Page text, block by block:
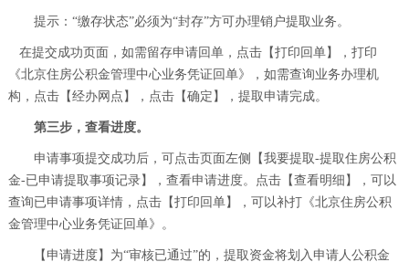
提示：“缴存状态”必须为“封存”方可办理销户提取业务。
在提交成功页面，如需留存申请回单，点击【打印回单】，打印
《北京住房公积金管理中心业务凭证回单》，如需查询业务办理机
构，点击【经办网点】，点击【确定】，提取申请完成。
第三步，查看进度。
申请事项提交成功后，可点击页面左侧【我要提取-提取住房公积
金-已申请提取事项记录】，查看申请进度。点击【查看明细】，可以
查询已申请事项详情，点击【打印回单】，可以补打《北京住房公积
金管理中心业务凭证回单》。
【申请进度】为“审核已通过”的，提取资金将划入申请人公积金